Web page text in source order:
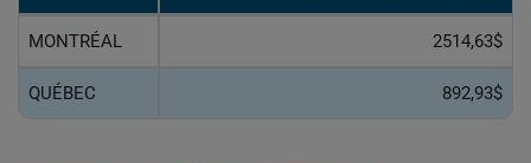
MONTRÉAL 2514,63$
QUÉBEC 892,93$